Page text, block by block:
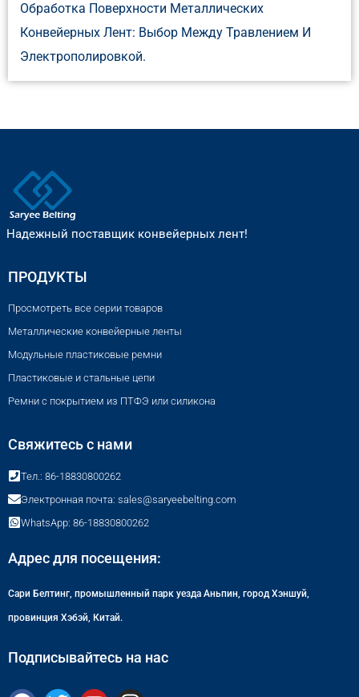
Обработка Поверхности Металлических
Конвейерных Лент: Выбор Между Травлением И
Электрополировкой.
Надежный поставщик конвейерных лент!
ПРОДУКТЫ
Просмотреть все серии товаров
Металлические конвейерные ленты
Модульные пластиковые ремни
Пластиковые и стальные цепи
Ремни с покрытием из ПТФЭ или силикона
Свяжитесь с нами
Тел.: 86-18830800262
Электронная почта: sales@saryeebelting.com
WhatsApp: 86-18830800262
Адрес для посещения:
Сари Белтинг, промышленный парк уезда Аньпин, город Хэншуй,
провинция Хэбэй, Китай.
Подписывайтесь на нас